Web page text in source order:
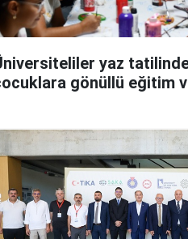
yaz
gönüllü eğitim